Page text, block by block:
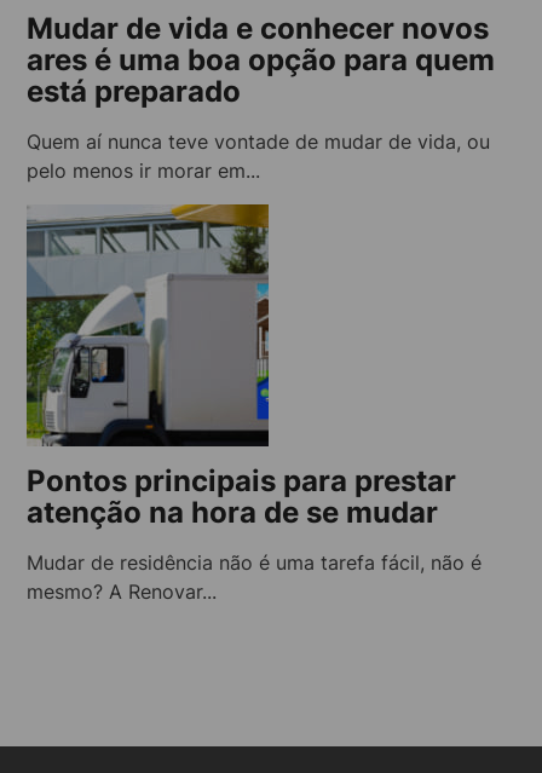
Mudar de vida e conhecer novos
ares é uma boa opção para quem
está preparado
Quem aí nunca teve vontade de mudar de vida, ou
pelo menos ir morar em...
Pontos principais para prestar
atenção na hora de se mudar
Mudar de residência não é uma tarefa fácil, não é
mesmo? A Renovar...